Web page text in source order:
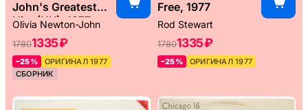
John's Greatest
Hits (UK), 1977
Olivia Newton-John
17801335 ₽
–25%
ОРИГИНАЛ 1977
СБОРНИК
Free, 1977
Rod Stewart
17801335 ₽
–25% ОРИГИНАЛ 1977